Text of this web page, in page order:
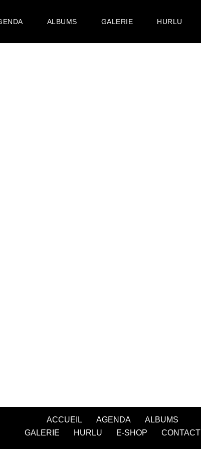
ALBUMS GALERIE HURLU
ACCUEIL AGENDA
ALBUMS
GALERIE
HURLU E-SHOP CONTACT